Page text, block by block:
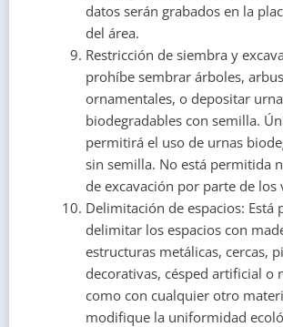
datos serán grabados en la
del área.
Restricción de siembra y
prohíbe sembrar árboles,
ornamentales, o depositar
biodegradables con semilla.
permitirá el uso de urnas
sin semilla. No está permitida
de excavación por parte de los
Delimitación de espacios: Está
delimitar los espacios con
estructuras metálicas, cercas,
decorativas, césped artificial o
como con cualquier otro
modifique la uniformidad